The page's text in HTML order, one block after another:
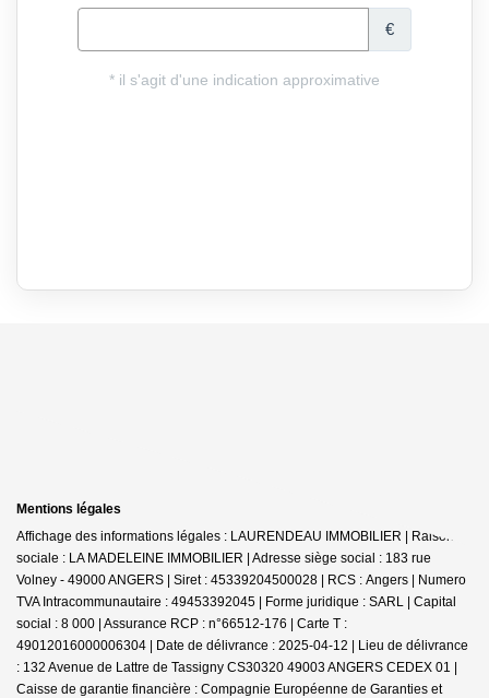
Mentions légales
Affichage des informations légales : LAURENDEAU IMMOBILIER | Raison
sociale : LA MADELEINE IMMOBILIER | Adresse siège social : 183 rue
Volney - 49000 ANGERS | Siret : 45339204500028 | RCS : Angers | Numero
TVA Intracommunautaire : 49453392045 | Forme juridique : SARL | Capital
social : 8 000 | Assurance RCP : n°66512-176 | Carte T :
49012016000006304 | Date de délivrance : 2025-04-12 | Lieu de délivrance
: 132 Avenue de Lattre de Tassigny CS30320 49003 ANGERS CEDEX 01 |
Caisse de garantie financière : Compagnie Européenne de Garanties et